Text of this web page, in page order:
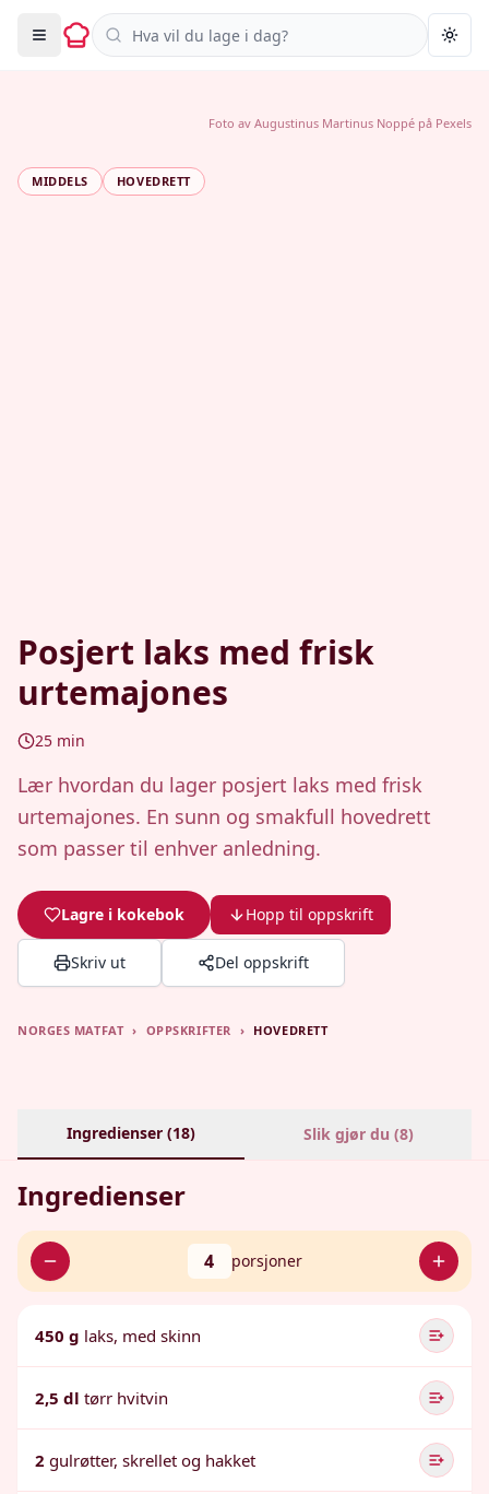
Søk i oppskrifter
MIDDELS HOVEDRETT
Posjert laks med frisk
urtemajones
25 min
Lær hvordan du lager posjert laks med frisk
urtemajones. En sunn og smakfull hovedrett
som passer til enhver anledning.
Lagre i kokebok Hopp til oppskrift
Skriv ut Del oppskrift
Foto av Augustinus Martinus Noppé på Pexels
NORGES MATFAT › OPPSKRIFTER › HOVEDRETT
Ingredienser (18) Slik gjør du (8)
Ingredienser
4 porsjoner
450 g laks, med skinn
2,5 dl tørr hvitvin
2 gulrøtter, skrellet og hakket